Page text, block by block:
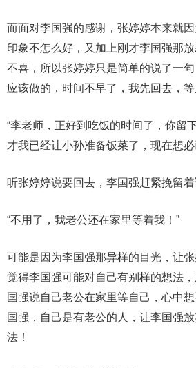
而面对李国强的感谢，张婷婷本来就
印象不怎么好，又加上刚才李国强那
不喜，所以张婷婷只是简单的说了一
应该做的，时间不早了，我先回去，
“李老师，正好到吃饭的时间了，你留
才我已经让小孙准备饭菜了，现在想
听张婷婷说要回去，李国强赶紧挽留着
“不用了，我老公还在家里等着我！”
可能是因为李国强那异样的目光，让张
觉得李国强可能对自己有别样的想法
国强说自己老公在家里等自己，心中
国强，自己是有老公的人，让李国强
法！